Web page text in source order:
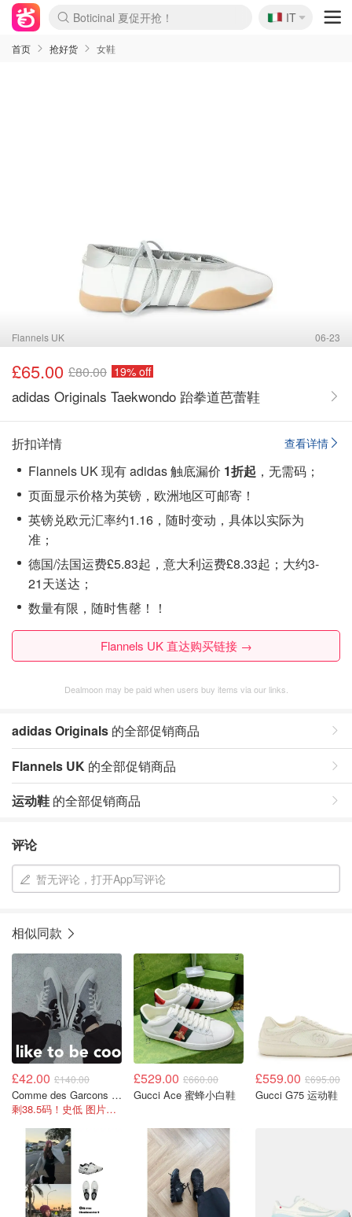
Boticinal 夏促开抢！
4折！lulu周四疯狂上新
速领！Stanley独家85折
Zalando 奥莱闪促！每日更新
🇮🇹
IT
首页 抢好货 女鞋
Flannels UK 06-23
£65.00 £80.00 19% off
adidas Originals Taekwondo 跆拳道芭蕾鞋
查看详情
折扣详情
Flannels UK 现有 adidas 触底漏价 1折起 ，无需码；
页面显示价格为英镑，欧洲地区可邮寄！
英镑兑欧元汇率约1.16，随时变动，具体以实际为
准；
德国/法国运费£5.83起，意大利运费£8.33起；大约3-
21天送达；
数量有限，随时售罄！！
Flannels UK 直达购买链接 →
Dealmoon may be paid when users buy items via our links.
adidas Originals 的全部促销商品
Flannels UK 的全部促销商品
运动鞋 的全部促销商品
评论
暂无评论，打开App写评论
相似同款
£42.00 £140.00
Comme des Garcons Play X 匡威灰色帆布鞋
剩38.5码！史低 图片来自@任曼嘉
£529.00 £660.00
Gucci Ace 蜜蜂小白鞋
£559.00 £695.00
Gucci G75 运动鞋